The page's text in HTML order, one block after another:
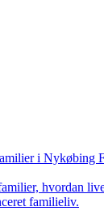
i Nykøbing
hvordan
familieliv.